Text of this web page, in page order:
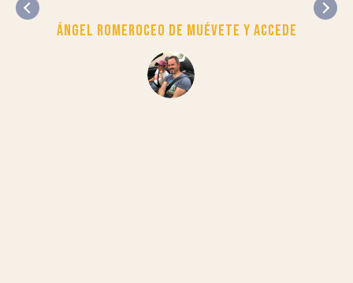
Ángel RomeroCEO de Muévete y Accede